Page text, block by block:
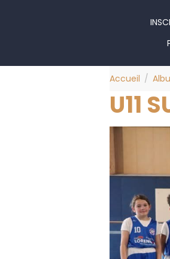
Accueil
U11